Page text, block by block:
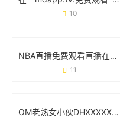
10
NBA直播免费观看直播在线：资深球迷的实战经验分享
11
OM老熟女小伙DHXⅩXXX：一场跨代际的社交狂欢